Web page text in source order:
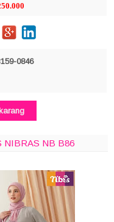
0846
NIBRAS NB B86